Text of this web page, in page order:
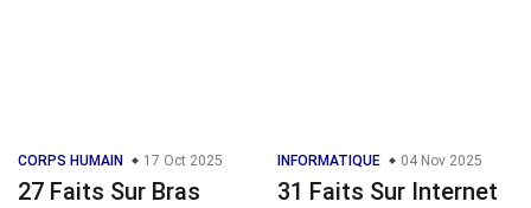
CORPS HUMAIN 17 Oct 2025
27 Faits Sur Bras
INFORMATIQUE 04 Nov 2025
31 Faits Sur Internet